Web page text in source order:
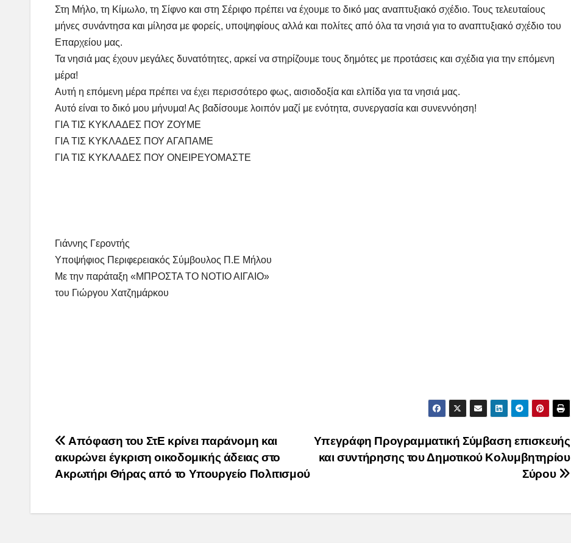
Στη Μήλο, τη Κίμωλο, τη Σίφνο και στη Σέριφο πρέπει να έχουμε το δικό μας αναπτυξιακό σχέδιο. Τους τελευταίους
μήνες συνάντησα και μίλησα με φορείς, υποψηφίους αλλά και πολίτες από όλα τα νησιά για το αναπτυξιακό σχέδιο του
Επαρχείου μας.
Τα νησιά μας έχουν μεγάλες δυνατότητες, αρκεί να στηρίζουμε τους δημότες με προτάσεις και σχέδια για την επόμενη
μέρα!
Αυτή η επόμενη μέρα πρέπει να έχει περισσότερο φως, αισιοδοξία και ελπίδα για τα νησιά μας.
Αυτό είναι το δικό μου μήνυμα! Ας βαδίσουμε λοιπόν μαζί με ενότητα, συνεργασία και συνεννόηση!
ΓΙΑ ΤΙΣ ΚΥΚΛΑΔΕΣ ΠΟΥ ΖΟΥΜΕ
ΓΙΑ ΤΙΣ ΚΥΚΛΑΔΕΣ ΠΟΥ ΑΓΑΠΑΜΕ
ΓΙΑ ΤΙΣ ΚΥΚΛΑΔΕΣ ΠΟΥ ΟΝΕΙΡΕΥΟΜΑΣΤΕ
Γιάννης Γεροντής
Υποψήφιος Περιφερειακός Σύμβουλος Π.Ε Μήλου
Με την παράταξη «ΜΠΡΟΣΤΑ ΤΟ ΝΟΤΙΟ ΑΙΓΑΙΟ»
του Γιώργου Χατζημάρκου
Post
navigation
Υπεγράφη Προγραμματική Σύμβαση επισκευής
και συντήρησης του Δημοτικού Κολυμβητηρίου
Σύρου
Απόφαση του ΣτΕ κρίνει παράνομη και
ακυρώνει έγκριση οικοδομικής άδειας στο
Ακρωτήρι Θήρας από το Υπουργείο Πολιτισμού